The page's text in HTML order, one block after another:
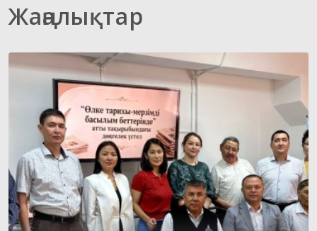
Жаңалықтар